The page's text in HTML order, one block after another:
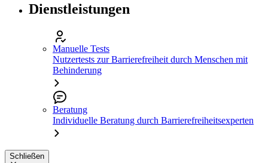
Dienstleistungen
Manuelle Tests
Nutzertests zur Barrierefreiheit durch Menschen mit
Behinderung
Beratung
Individuelle Beratung durch Barrierefreiheitsexperten
Schließen